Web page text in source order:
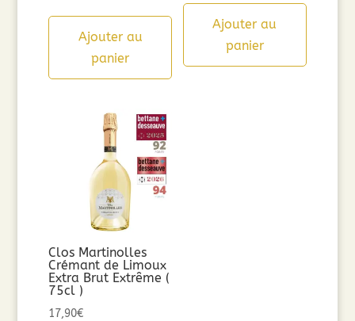
Ajouter au
panier
Ajouter au
panier
Clos Martinolles
Crémant de Limoux
Extra Brut Extrême (
75cl )
17,90€